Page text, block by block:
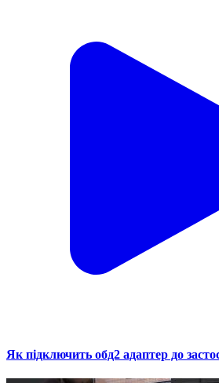
Як підключить обд2 адаптер до